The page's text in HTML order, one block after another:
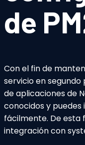
de
Con el fin de
servicio en
de aplicaciones de
conocidos y
fácilmente. De esta
integración con